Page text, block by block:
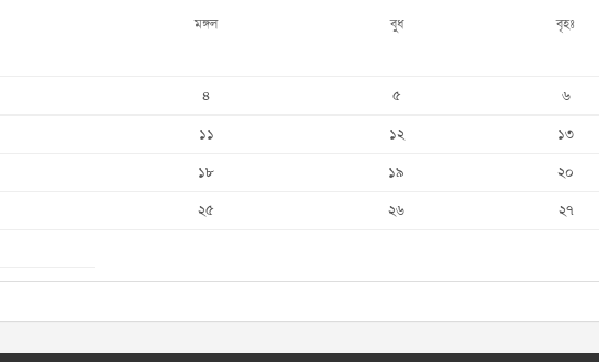
মঙ্গল বুধ বৃহঃ
৪ ৫ ৬
১১ ১২ ১৩
১৮ ১৯ ২০
২৫ ২৬ ২৭